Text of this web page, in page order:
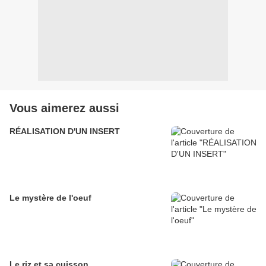
Vous aimerez aussi
RÉALISATION D'UN INSERT
Le mystère de l'oeuf